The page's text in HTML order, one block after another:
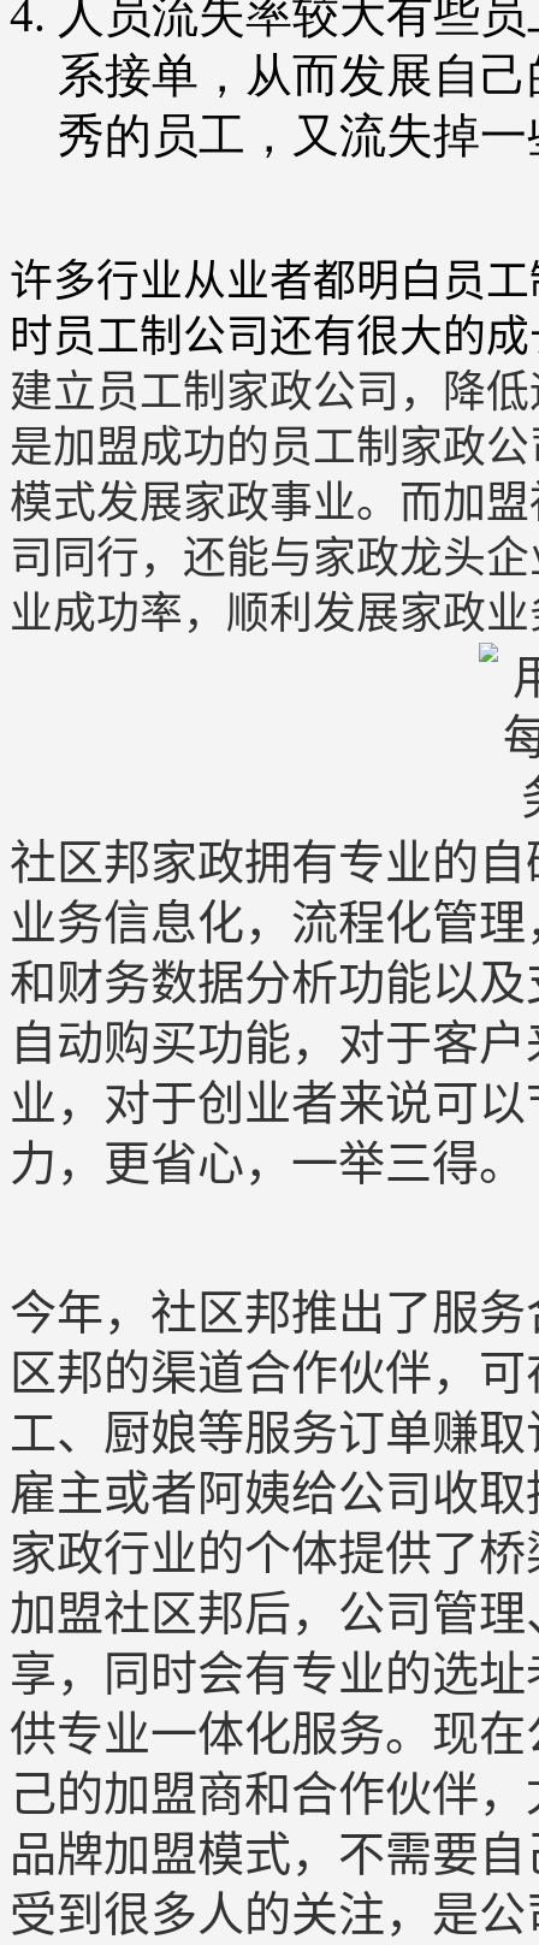
人员流失率较大有些
系接单，从而发展自
秀的员工，又流失掉
许多行业从业者都明白员
时员工制公司还有很大的
建立员工制家政公司，降
是加盟成功的员工制家政
模式发展家政事业。而加
司同行，还能与家政龙头
业成功率，顺利发展家政
社区邦家政拥有专业的
业务信息化，流程化管
和财务数据分析功能以
自动购买功能，对于客
业，对于创业者来说可
力，更省心，一举三得。
今年，社区邦推出了服
区邦的渠道合作伙伴，
工、厨娘等服务订单赚
雇主或者阿姨给公司收
家政行业的个体提供了
加盟社区邦后，公司管
享，同时会有专业的选
供专业一体化服务。现
己的加盟商和合作伙伴
品牌加盟模式，不需要
受到很多人的关注，是